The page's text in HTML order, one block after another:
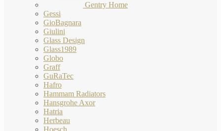
Gentry Home
Gessi
GioBagnara
Giulini
Glass Design
Glass1989
Globo
Graff
GuRaTec
Hafro
Hammam Radiators
Hansgrohe Axor
Hatria
Herbeau